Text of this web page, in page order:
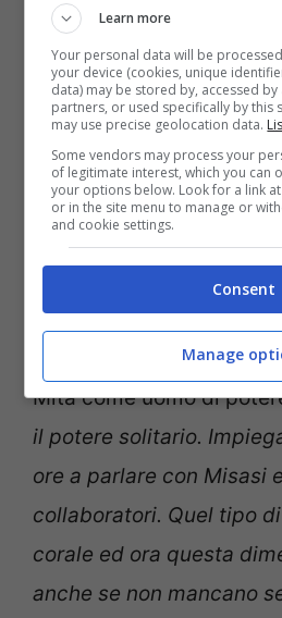
stessa formazione, ma i
all’estero e il
avevano portato a fare
diversa per raggiungere
voleva cambiare i partiti
pensavo che le forze
non fossero in grado di
sintonia con il
L’ex premier si è
Mita come uomo di
il potere solitario.
ore a parlare con Misasi
collaboratori. Quel tipo
corale ed ora questa
anche se non mancano
Learn more
Your personal data will be
your device (cookies, unique
data) may be stored by, accessed
partners, or used specifically by this
may use precise geolocation data.
Some vendors may process your
of legitimate interest, which you can
your options below. Look for a link
or in the site menu to manage or
and cookie settings.
Consent
Manage